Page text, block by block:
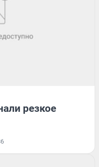
резкое